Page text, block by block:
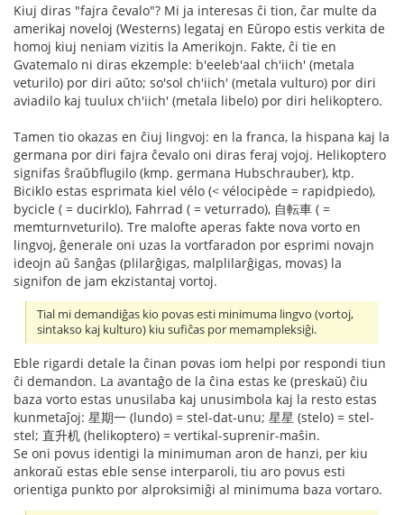
Kiuj diras "fajra ĉevalo"? Mi ja interesas ĉi tion, ĉar multe da
amerikaj noveloj (Westerns) legataj en Eŭropo estis verkita de
homoj kiuj neniam vizitis la Amerikojn. Fakte, ĉi tie en
Gvatemalo ni diras ekzemple: b'eeleb'aal ch'iich' (metala
veturilo) por diri aŭto; so'sol ch'iich' (metala vulturo) por diri
aviadilo kaj tuulux ch'iich' (metala libelo) por diri helikoptero.
Tamen tio okazas en ĉiuj lingvoj: en la franca, la hispana kaj la
germana por diri fajra ĉevalo oni diras feraj vojoj. Helikoptero
signifas ŝraŭbflugilo (kmp. germana Hubschrauber), ktp.
Biciklo estas esprimata kiel vélo (< vélocipède = rapidpiedo),
bycicle ( = ducirklo), Fahrrad ( = veturrado), 自転車 ( =
memturnveturilo). Tre malofte aperas fakte nova vorto en
lingvoj, ĝenerale oni uzas la vortfaradon por esprimi novajn
ideojn aŭ ŝanĝas (plilarĝigas, malplilarĝigas, movas) la
signifon de jam ekzistantaj vortoj.
Tial mi demandiĝas kio povas esti minimuma lingvo (vortoj,
sintakso kaj kulturo) kiu sufiĉas por memampleksiĝi.
Eble rigardi detale la ĉinan povas iom helpi por respondi tiun
ĉi demandon. La avantaĝo de la ĉina estas ke (preskaŭ) ĉiu
baza vorto estas unusilaba kaj unusimbola kaj la resto estas
kunmetaĵoj: 星期一 (lundo) = stel-dat-unu; 星星 (stelo) = stel-
stel; 直升机 (helikoptero) = vertikal-suprenir-maŝin.
Se oni povus identigi la minimuman aron de hanzi, per kiu
ankoraŭ estas eble sense interparoli, tiu aro povus esti
orientiga punkto por alproksimiĝi al minimuma baza vortaro.